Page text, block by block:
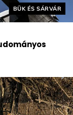
Helyszín címkék:
BÜK ÉS SÁRVÁR